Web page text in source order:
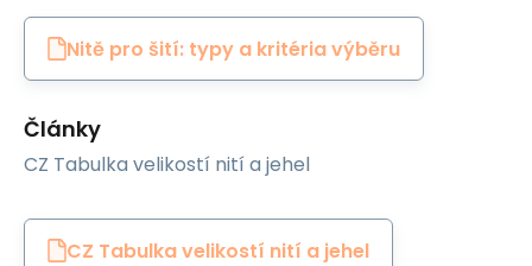
Nitě pro šití: typy a kritéria výběru
Články
CZ Tabulka velikostí nití a jehel
CZ Tabulka velikostí nití a jehel